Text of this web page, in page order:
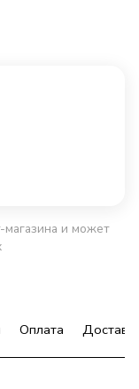
магазина и может
Оплата